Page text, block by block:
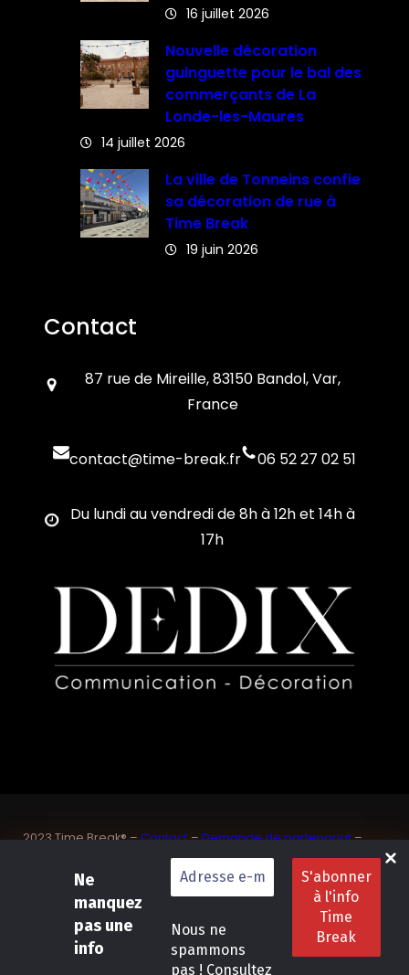
Ne
manquez
pas une
info
Nous ne
spammons
pas ! Consultez
16 juillet 2026
Nouvelle décoration
guinguette pour le bal des
commerçants de La
Londe-les-Maures
14 juillet 2026
La ville de Tonneins confie
sa décoration de rue à
Time Break
19 juin 2026
Contact
87 rue de Mireille, 83150 Bandol, Var,
France
contact@time-break.fr 06 52 27 02 51
Du lundi au vendredi de 8h à 12h et 14h à
17h
2023 Time Break® –Contact–Demande de partenariat–
Sponsoriser un joueur de padel français
SASU Dedix Communication – 87 rue de Mireille – 83 150
Bandol – Var
Politique de confidentialité
Conditions
générales de location